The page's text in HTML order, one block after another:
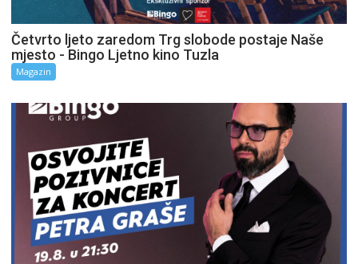
Četvrto ljeto zaredom Trg slobode postaje Naše
mjesto - Bingo Ljetno kino Tuzla
Magazin